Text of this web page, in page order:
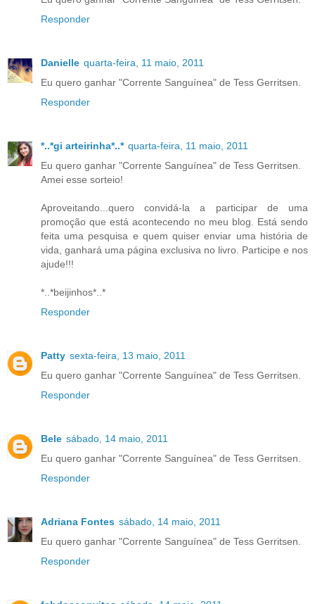
Responder
Danielle quarta-feira, 11 maio, 2011
Eu quero ganhar "Corrente Sanguínea" de Tess Gerritsen.
Responder
*..*gi arteirinha*..* quarta-feira, 11 maio, 2011
Eu quero ganhar "Corrente Sanguínea" de Tess Gerritsen.
Amei esse sorteio!
Aproveitando...quero convidá-la a participar de uma
promoção que está acontecendo no meu blog. Está sendo
feita uma pesquisa e quem quiser enviar uma história de
vida, ganhará uma página exclusiva no livro. Participe e nos
ajude!!!
*..*beijinhos*..*
Responder
Patty sexta-feira, 13 maio, 2011
Eu quero ganhar "Corrente Sanguínea" de Tess Gerritsen.
Responder
Bele sábado, 14 maio, 2011
Eu quero ganhar "Corrente Sanguínea" de Tess Gerritsen.
Responder
Adriana Fontes sábado, 14 maio, 2011
Eu quero ganhar "Corrente Sanguínea" de Tess Gerritsen.
Responder